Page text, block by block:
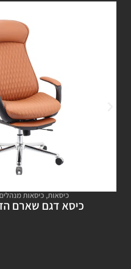
כיסאות,כיסאות
כיסא דגם שארם